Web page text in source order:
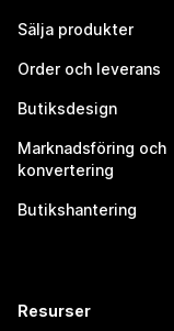
Sälja produkter
Order och leverans
Butiksdesign
Marknadsföring och
konvertering
Butikshantering
Resurser